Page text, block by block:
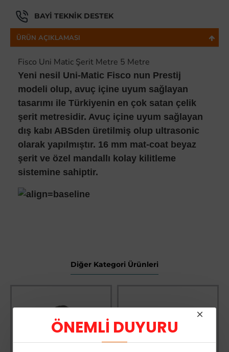
ÖNEMLİ DUYURU
BAYI TEKNIK DESTEK
ÜRÜN AÇIKLAMASI
Fisco Uni Matic Şerit Metre 5 Metre
Yeni nesil Uni-Matic Fisco nun Prestij
modeli olup, avuç içine uyum sağlayan
tasarımı ile Türkiyenin en çok satan çelik
şerit metresidir. Avuç içine uyum sağlayan
dış kabı ABSden üretilmiş olup ultrasonic
olarak yapılmıştır. 16 mm mat-coat beyaz
şerit ve özel mandallı kolay kilitleme
sistemine sahiptir.
Diğer Kategori Ürünleri